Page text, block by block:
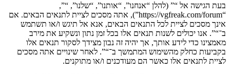
בעת הגישה אל “” (להלן “אנחנו”, “אותנו”, “שלנו”, “”,
“https://vgfreak.com/forum”), אתה מסכים לציית לתנאים הבאים. אם
אינך מסכים לציית לכל התנאים הבאים, אנא אל תיגש ו/או תשתמש
ב־“”. אנו יכולים לשנות תנאים אלו בכל זמן נתון ונשקיע את מירב
מאמצינו כדי לידע אותך, אך יהיה זה נבון מצידך לסקור תנאים אלו
בקביעות כחלק מהשימוש המתמשך ב־“”. לאחר שינויים אתה מסכים
לציית לתנאים אלו כאשר הם מעודכנים ו/או מתוקנים.